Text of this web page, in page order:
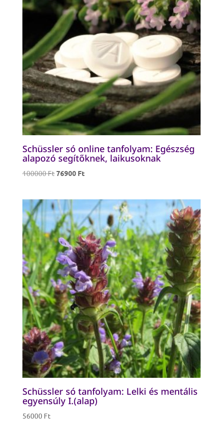
Schüssler só online tanfolyam: Egészség
alapozó segítőknek, laikusoknak
100000FtOriginal
100000 Ft.
76900 FtCurrent
76900 Ft.
Schüssler só tanfolyam: Lelki és mentális
egyensúly I.(alap)
56000 Ft